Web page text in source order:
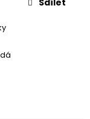
Sdílet